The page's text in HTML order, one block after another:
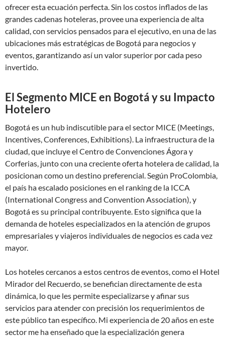
ofrecer esta ecuación perfecta. Sin los costos inflados de las
grandes cadenas hoteleras, provee una experiencia de alta
calidad, con servicios pensados para el ejecutivo, en una de las
ubicaciones más estratégicas de Bogotá para negocios y
eventos, garantizando así un valor superior por cada peso
invertido.
El Segmento MICE en Bogotá y su Impacto
Hotelero
Bogotá es un hub indiscutible para el sector MICE (Meetings,
Incentives, Conferences, Exhibitions). La infraestructura de la
ciudad, que incluye el Centro de Convenciones Ágora y
Corferias, junto con una creciente oferta hotelera de calidad, la
posicionan como un destino preferencial. Según ProColombia,
el país ha escalado posiciones en el ranking de la ICCA
(International Congress and Convention Association), y
Bogotá es su principal contribuyente. Esto significa que la
demanda de hoteles especializados en la atención de grupos
empresariales y viajeros individuales de negocios es cada vez
mayor.
Los hoteles cercanos a estos centros de eventos, como el Hotel
Mirador del Recuerdo, se benefician directamente de esta
dinámica, lo que les permite especializarse y afinar sus
servicios para atender con precisión los requerimientos de
este público tan específico. Mi experiencia de 20 años en este
sector me ha enseñado que la especialización genera